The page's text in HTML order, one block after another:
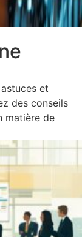
et
des conseils
matière de